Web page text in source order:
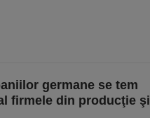
germane se tem
firmele din producţie şi